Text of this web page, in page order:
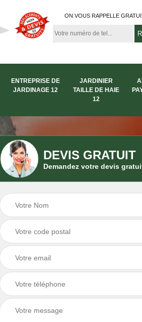
ON VOUS RAPPELLE
ENTREPRISE DE
JARDINAGE 12
JARDINIER
TAILLE DE HAIE
12
DEVIS GRATUIT
Demandez votre devis